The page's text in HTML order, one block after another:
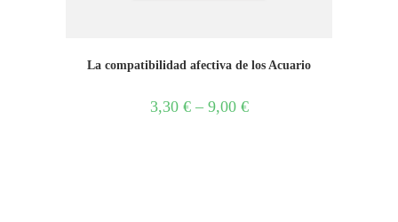
La compatibilidad afectiva de los Acuario
3,30 €– 9,00 €